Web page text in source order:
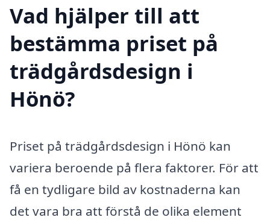
Vad hjälper till att
bestämma priset på
trädgårdsdesign i
Hönö?
Priset på trädgårdsdesign i Hönö kan
variera beroende på flera faktorer. För att
få en tydligare bild av kostnaderna kan
det vara bra att förstå de olika element